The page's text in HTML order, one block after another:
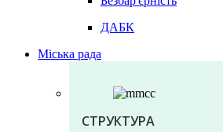
ДАБК
Міська рада
СТРУКТУРА